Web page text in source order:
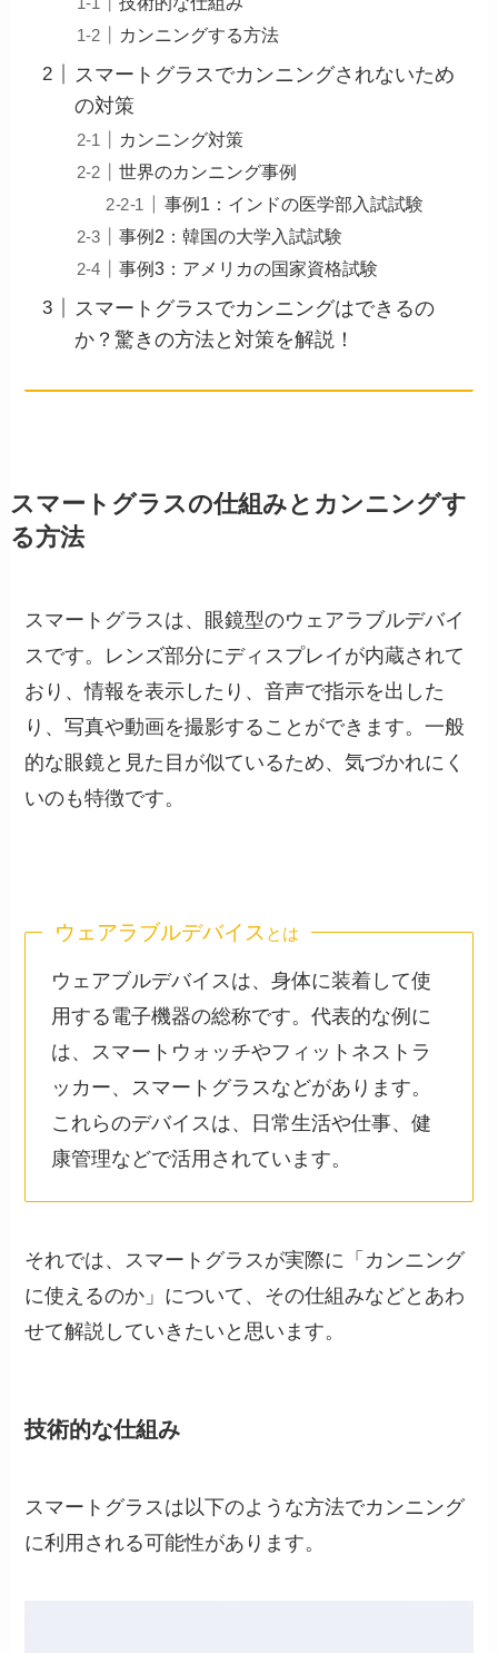
カンニングする方法
スマートグラスでカンニングされないため
の対策
カンニング対策
世界のカンニング事例
事例1：インドの医学部入試試験
事例2：韓国の大学入試試験
事例3：アメリカの国家資格試験
スマートグラスでカンニングはできるの
か？驚きの方法と対策を解説！
スマートグラスの仕組みとカンニングす
る方法
スマートグラスは、眼鏡型のウェアラブルデバイ
スです。レンズ部分にディスプレイが内蔵されて
おり、情報を表示したり、音声で指示を出した
り、写真や動画を撮影することができます。一般
的な眼鏡と見た目が似ているため、気づかれにく
いのも特徴です。
ウェアラブルデバイス とは
ウェアブルデバイスは、身体に装着して使
用する電子機器の総称です。代表的な例に
は、スマートウォッチやフィットネストラ
ッカー、スマートグラスなどがあります。
これらのデバイスは、日常生活や仕事、健
康管理などで活用されています。
それでは、スマートグラスが実際に「カンニング
に使えるのか」について、その仕組みなどとあわ
せて解説していきたいと思います。
技術的な仕組み
スマートグラスは以下のような方法でカンニング
に利用される可能性があります。